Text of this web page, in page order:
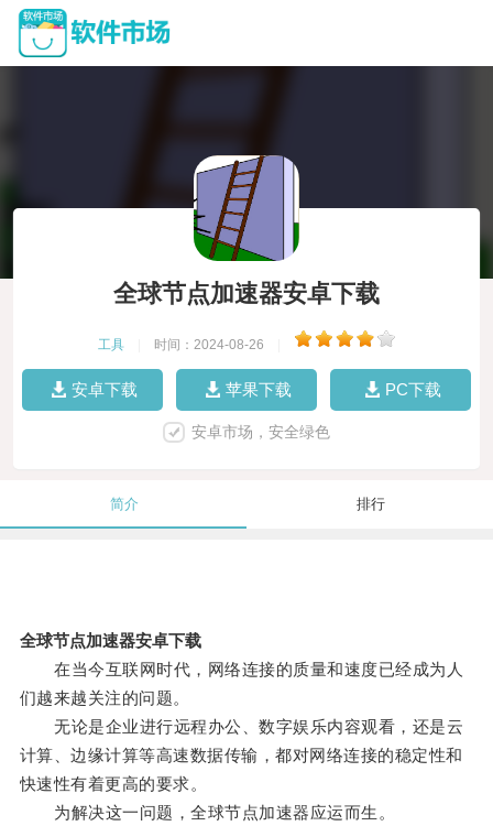
全球节点加速器安卓下载
工具 时间：2024-08-26
安卓下载 苹果下载 PC下载
安卓市场，安全绿色
简介 排行
全球节点加速器安卓下载
在当今互联网时代，网络连接的质量和速度已经成为人
们越来越关注的问题。
无论是企业进行远程办公、数字娱乐内容观看，还是云
计算、边缘计算等高速数据传输，都对网络连接的稳定性和
快速性有着更高的要求。
为解决这一问题，全球节点加速器应运而生。